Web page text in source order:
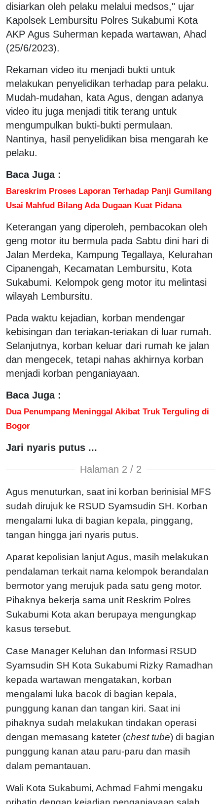
disiarkan oleh pelaku melalui medsos," ujar
Kapolsek Lembursitu Polres Sukabumi Kota
AKP Agus Suherman kepada wartawan, Ahad
(25/6/2023).
Rekaman video itu menjadi bukti untuk
melakukan penyelidikan terhadap para pelaku.
Mudah-mudahan, kata Agus, dengan adanya
video itu juga menjadi titik terang untuk
mengumpulkan bukti-bukti permulaan.
Nantinya, hasil penyelidikan bisa mengarah ke
pelaku.
Baca Juga :
Bareskrim Proses Laporan Terhadap Panji Gumilang
Usai Mahfud Bilang Ada Dugaan Kuat Pidana
Keterangan yang diperoleh, pembacokan oleh
geng motor itu bermula pada Sabtu dini hari di
Jalan Merdeka, Kampung Tegallaya, Kelurahan
Cipanengah, Kecamatan Lembursitu, Kota
Sukabumi. Kelompok geng motor itu melintasi
wilayah Lembursitu.
Pada waktu kejadian, korban mendengar
kebisingan dan teriakan-teriakan di luar rumah.
Selanjutnya, korban keluar dari rumah ke jalan
dan mengecek, tetapi nahas akhirnya korban
menjadi korban penganiayaan.
Baca Juga :
Dua Penumpang Meninggal Akibat Truk Terguling di
Bogor
Jari nyaris putus ...
Halaman 2 / 2
Agus menuturkan, saat ini korban berinisial MFS
sudah dirujuk ke RSUD Syamsudin SH. Korban
mengalami luka di bagian kepala, pinggang,
tangan hingga jari nyaris putus.
Aparat kepolisian lanjut Agus, masih melakukan
pendalaman terkait nama kelompok berandalan
bermotor yang merujuk pada satu geng motor.
Pihaknya bekerja sama unit Reskrim Polres
Sukabumi Kota akan berupaya mengungkap
kasus tersebut.
Case Manager Keluhan dan Informasi RSUD
Syamsudin SH Kota Sukabumi Rizky Ramadhan
kepada wartawan mengatakan, korban
mengalami luka bacok di bagian kepala,
punggung kanan dan tangan kiri. Saat ini
pihaknya sudah melakukan tindakan operasi
dengan memasang kateter (chest tube) di bagian
punggung kanan atau paru-paru dan masih
dalam pemantauan.
Wali Kota Sukabumi, Achmad Fahmi mengaku